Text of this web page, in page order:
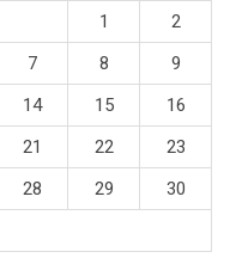
1
2
7 8
9
14 15
16
21 22
23
28 29
30